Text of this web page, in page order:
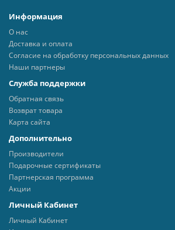
Информация
О нас
Доставка и оплата
Согласие на обработку персональных данных
Наши партнеры
Служба поддержки
Обратная связь
Возврат товара
Карта сайта
Дополнительно
Производители
Подарочные сертификаты
Партнерская программа
Акции
Личный Кабинет
Личный Кабинет